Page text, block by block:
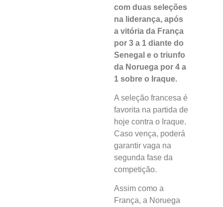
com duas seleções
na liderança, após
a vitória da França
por 3 a 1 diante do
Senegal e o triunfo
da Noruega por 4 a
1 sobre o Iraque.
A seleção francesa é
favorita na partida de
hoje contra o Iraque.
Caso vença, poderá
garantir vaga na
segunda fase da
competição.
Assim como a
França, a Noruega